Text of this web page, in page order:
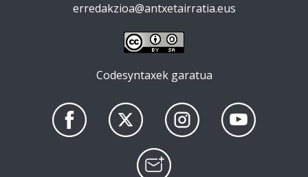
erredakzioa@antxetairratia.eus
Codesyntaxek garatua